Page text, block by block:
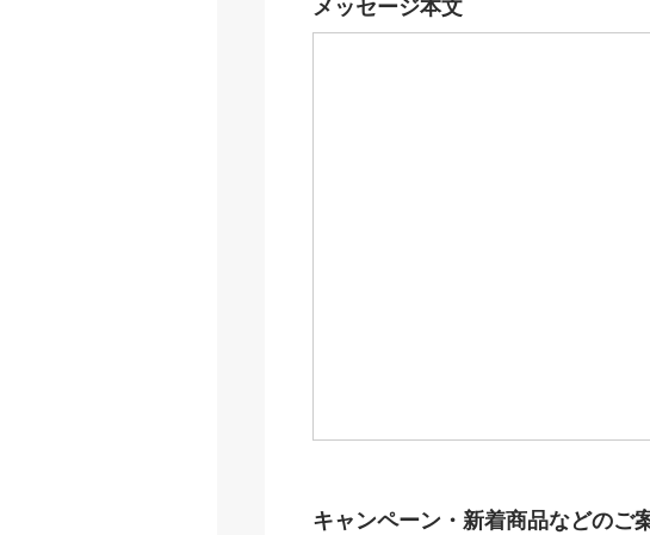
メッセージ本文
キャンペーン・新着商品などのご